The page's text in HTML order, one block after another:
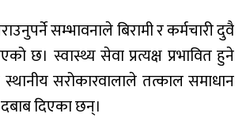
सम्भावनाले बिरामी र कर्मचारी दुवै
छ। स्वास्थ्य सेवा प्रत्यक्ष प्रभावित हुने
सरोकारवालाले तत्काल समाधान
दिएका छन्।